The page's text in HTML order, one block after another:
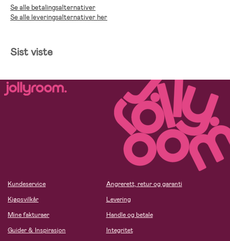
;Se alle betalingsalternativer
Se alle leveringsalternativer her
Sist viste
Kundeservice
Kjøpsvilkår
Mine fakturaer
Guider & Inspirasjon
Angrerett, retur og garanti
Levering
Handle og betale
Integritet